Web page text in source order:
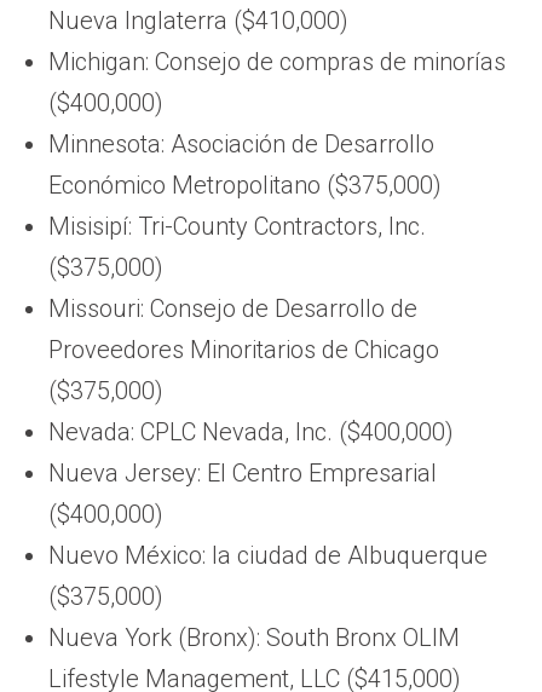
Nueva Inglaterra ($410,000)
Michigan: Consejo de compras de minorías
($400,000)
Minnesota: Asociación de Desarrollo
Económico Metropolitano ($375,000)
Misisipí: Tri-County Contractors, Inc.
($375,000)
Missouri: Consejo de Desarrollo de
Proveedores Minoritarios de Chicago
($375,000)
Nevada: CPLC Nevada, Inc. ($400,000)
Nueva Jersey: El Centro Empresarial
($400,000)
Nuevo México: la ciudad de Albuquerque
($375,000)
Nueva York (Bronx): South Bronx OLIM
Lifestyle Management, LLC ($415,000)